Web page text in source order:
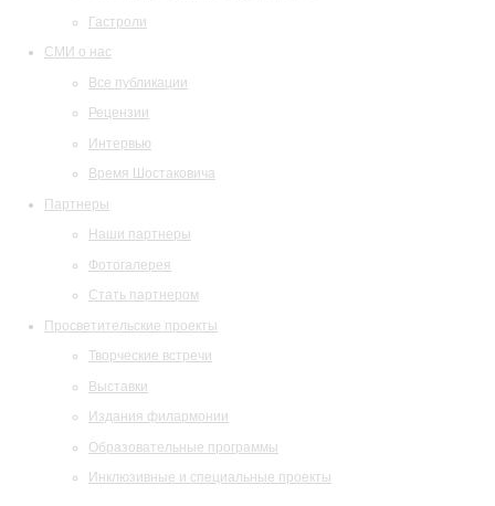
Гастроли
СМИ о нас
Все публикации
Рецензии
Интервью
Время Шостаковича
Партнеры
Наши партнеры
Фотогалерея
Стать партнером
Просветительские проекты
Творческие встречи
Выставки
Издания филармонии
Образовательные программы
Инклюзивные и специальные проекты